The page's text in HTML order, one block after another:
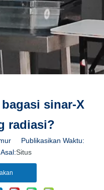
sinar-X
radiasi?
Publikasikan Waktu:
Situs